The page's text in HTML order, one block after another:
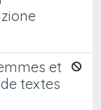
et
textes